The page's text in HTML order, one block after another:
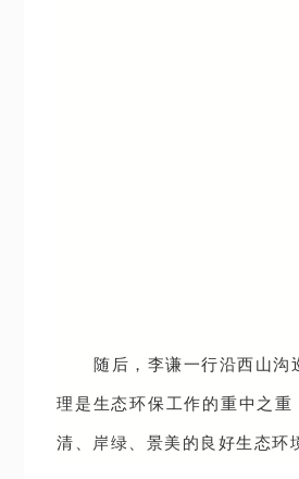
随后，李谦一行沿西山沟
理是生态环保工作的重中之
清、岸绿、景美的良好生态环